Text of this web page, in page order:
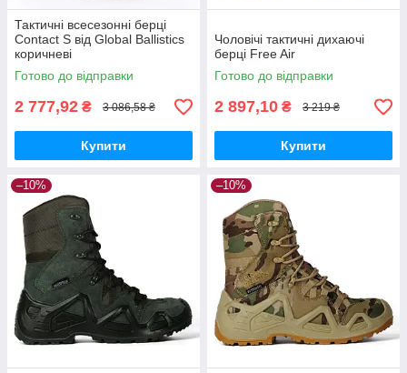
Тактичні всесезонні берці
Contact S від Global Ballistics
коричневі
Готово до відправки
2 777,92 ₴ 3 086,58 ₴
Купити
Чоловічі тактичні дихаючі
берці Free Air
Готово до відправки
2 897,10 ₴ 3 219 ₴
Купити
–10% –10%